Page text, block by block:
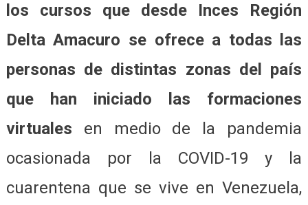
los cursos que desde Inces Región
Delta Amacuro se ofrece a todas las
personas de distintas zonas del país
que han iniciado las formaciones
virtuales en medio de la pandemia
ocasionada por la COVID-19 y la
cuarentena que se vive en Venezuela,